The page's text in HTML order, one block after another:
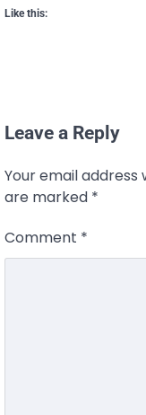
Like this:
Leave a Reply
Your email address
are marked *
Comment *